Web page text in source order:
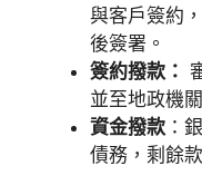
與客戶簽約
後簽署。
簽約撥款：
並至地政機
資金撥款 ：
債務，剩餘